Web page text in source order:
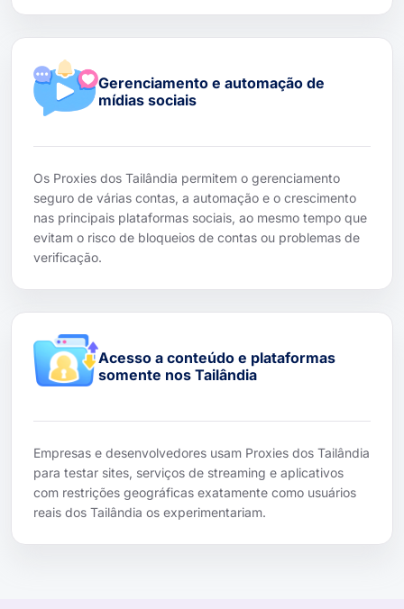
Gerenciamento e automação de
mídias sociais
Os Proxies dos Tailândia permitem o gerenciamento
seguro de várias contas, a automação e o crescimento
nas principais plataformas sociais, ao mesmo tempo que
evitam o risco de bloqueios de contas ou problemas de
verificação.
Acesso a conteúdo e plataformas
somente nos Tailândia
Empresas e desenvolvedores usam Proxies dos Tailândia
para testar sites, serviços de streaming e aplicativos
com restrições geográficas exatamente como usuários
reais dos Tailândia os experimentariam.